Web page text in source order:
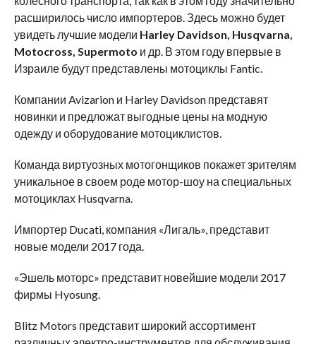
расширилось число импортеров. Здесь можно будет
увидеть лучшие модели Harley Davidson Husqvarna
Motocross Supermoto и др. В этом году впервые в
Израиле будут представлены мотоциклы Fantic.
Компании Avizarion и Harley Davidson представят
новинки и предложат выгодные цены на модную
одежду и оборудование мотоциклистов.
Команда виртуозных мотогонщиков покажет зрителям
уникальное в своем роде мотор-шоу на специальных
мотоциклах Husqvarna.
Импортер Ducati, компания «Лигаль», представит
новые модели 2017 года.
«Эшель моторс» представит новейшие модели 2017
фирмы Hyosung.
Blitz Motors представит широкий ассортимент